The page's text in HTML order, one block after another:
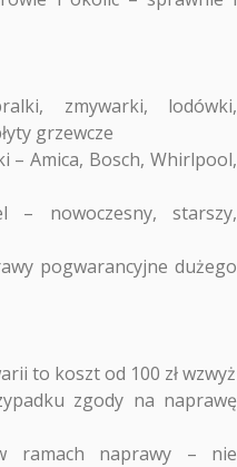
zmywarki, lodówki,
grzewcze
– Amica, Bosch, Whirlpool,
– nowoczesny, starszy,
pogwarancyjne dużego
to koszt od 100 zł wzwyż
zgody na naprawę
ramach naprawy – nie